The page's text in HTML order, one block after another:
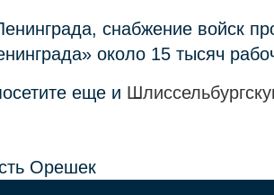
снабжение войск
около 15 тысяч
еще и